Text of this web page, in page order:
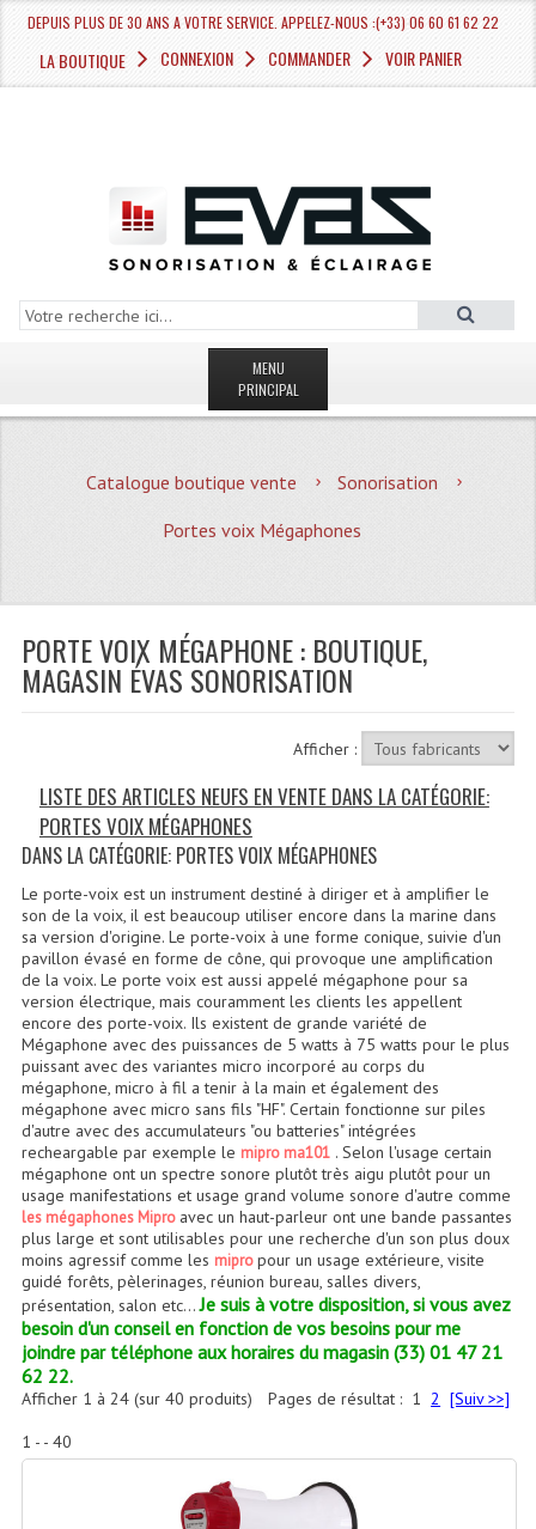
DEPUIS PLUS DE 30 ANS A VOTRE SERVICE. APPELEZ-NOUS :(+33) 06 60 61 62 22
LA BOUTIQUE CONNEXION COMMANDER VOIR PANIER
MENU
PRINCIPAL
MAGASIN
Quoi De Neuf?
Plan Acces, Horaires.
Location De Matériel
Recevoir Nos Promotions
CATÉGORIES
Sonorisation
Accessoires Pieds Cellules Diamants
Accessoires Enceintes
Accessoires Micro, Pieds De Régie
Cellule (s)
Diamants
Pieds D'enceintes
Selecteurs Audio Vidéo
Compresseurs , Limiteurs , Noise Gate
Catalogue boutique vente
Sonorisation
Portes voix Mégaphones
PORTE VOIX MÉGAPHONE : BOUTIQUE,
MAGASIN ÉVAS SONORISATION
Afficher :
LISTE DES ARTICLES NEUFS EN VENTE DANS LA CATÉGORIE:
PORTES VOIX MÉGAPHONES
DANS LA CATÉGORIE: PORTES VOIX MÉGAPHONES
Le porte-voix est un instrument destiné à diriger et à amplifier le
son de la voix, il est beaucoup utiliser encore dans la marine dans
sa version d'origine. Le porte-voix à une forme conique, suivie d'un
pavillon évasé en forme de cône, qui provoque une amplification
de la voix. Le porte voix est aussi appelé mégaphone pour sa
version électrique, mais couramment les clients les appellent
encore des porte-voix. Ils existent de grande variété de
Mégaphone avec des puissances de 5 watts à 75 watts pour le plus
puissant avec des variantes micro incorporé au corps du
mégaphone, micro à fil a tenir à la main et également des
mégaphone avec micro sans fils "HF". Certain fonctionne sur piles
d'autre avec des accumulateurs "ou batteries" intégrées
recheargable par exemple le mipro ma101. Selon l'usage certain
mégaphone ont un spectre sonore plutôt très aigu plutôt pour un
usage manifestations et usage grand volume sonore d'autre comme
les mégaphones Mipro avec un haut-parleur ont une bande passantes
plus large et sont utilisables pour une recherche d'un son plus doux
moins agressif comme les mipropour un usage extérieure, visite
guidé forêts, pèlerinages, réunion bureau, salles divers,
présentation, salon etc...Je suis à votre disposition, si vous avez
besoin d'un conseil en fonction de vos besoins pour me
joindre par téléphone aux horaires du magasin (33) 01 47 21
62 22.
Pages de résultat : 1 2 [Suiv >>]
Afficher 1 à 24(sur 40 produits)
1 - - 40